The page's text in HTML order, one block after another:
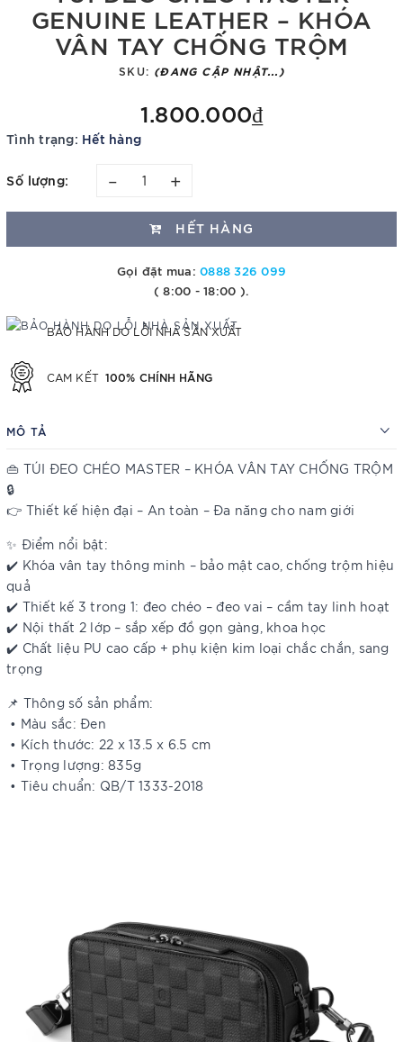
GENUINE LEATHER – KHÓA
VÂN TAY CHỐNG TRỘM
SKU: (ĐANG CẬP NHẬT...)
1.800.000₫
Tình trạng: Hết hàng
Số lượng: – +
HẾT HÀNG
Gọi đặt mua:0888 326 099
( 8:00 - 18:00 ).
BẢO HÀNH DO LỖI NHÀ SẢN XUẤT
CAM KẾT 100% CHÍNH HÃNG
MÔ TẢ
👜 TÚI ĐEO CHÉO MASTER – KHÓA VÂN TAY CHỐNG TRỘM
🔒
👉 Thiết kế hiện đại – An toàn – Đa năng cho nam giới
✨ Điểm nổi bật:
✔️ Khóa vân tay thông minh – bảo mật cao, chống trộm hiệu
quả
✔️ Thiết kế 3 trong 1: đeo chéo – đeo vai – cầm tay linh hoạt
✔️ Nội thất 2 lớp – sắp xếp đồ gọn gàng, khoa học
✔️ Chất liệu PU cao cấp + phụ kiện kim loại chắc chắn, sang
trọng
📌 Thông số sản phẩm:
• Màu sắc: Đen
• Kích thước: 22 x 13.5 x 6.5 cm
• Trọng lượng: 835g
• Tiêu chuẩn: QB/T 1333-2018